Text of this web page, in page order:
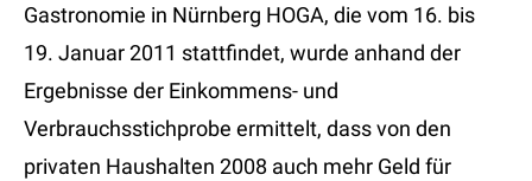
Gastronomie in Nürnberg HOGA, die vom 16. bis
19. Januar 2011 stattfindet, wurde anhand der
Ergebnisse der Einkommens- und
Verbrauchsstichprobe ermittelt, dass von den
privaten Haushalten 2008 auch mehr Geld für